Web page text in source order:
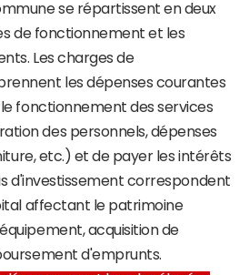
se répartissent en deux
de fonctionnement et les
Les charges de
les dépenses courantes
fonctionnement des services
des personnels, dépenses
etc.) et de payer les intérêts
d'investissement correspondent
affectant le patrimoine
acquisition de
d'emprunts.